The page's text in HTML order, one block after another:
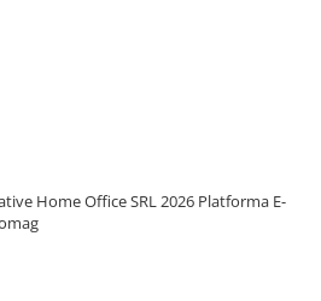
Home Office SRL 2026 Platforma E-